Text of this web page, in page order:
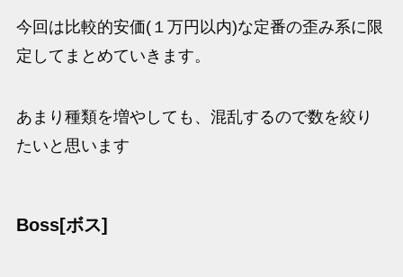
今回は比較的安価(１万円以内)な定番の歪み系に限
定してまとめていきます。
あまり種類を増やしても、混乱するので数を絞り
たいと思います
Boss[ボス]